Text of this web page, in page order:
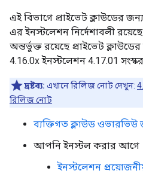
এই বিভাগে প্রাইভেট ক্লাউডের
এর ইনস্টলেশন নির্দেশাবলী
অন্তর্ভুক্ত রয়েছে প্রাইভেট
4.16.0x ইনস্টলেশন 4.17.01
দ্রষ্টব্য: এখানে রিলিজ নোট দেখুন:
রিলিজ নোট
ব্যক্তিগত ক্লাউড ওভারভিউ
আপনি ইনস্টল করার আগে
ইনস্টলেশন